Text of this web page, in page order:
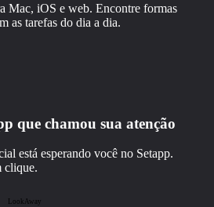
Mac, iOS e web. Encontre formas
as tarefas do dia a dia.
que chamou sua atenção
está esperando você no Setapp.
clique.
LookAway